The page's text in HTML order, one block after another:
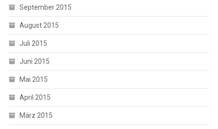
September 2015
August 2015
Juli 2015
Juni 2015
Mai 2015
April 2015
März 2015